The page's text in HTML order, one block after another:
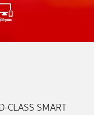
CLASS SMART